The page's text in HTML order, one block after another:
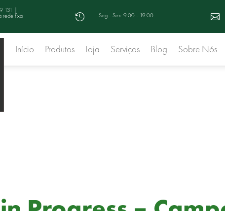
131 |
rede fixa  Seg - Sex: 9:00 - 19:00 
Início Produtos Loja Serviços Blog Sobre Nós